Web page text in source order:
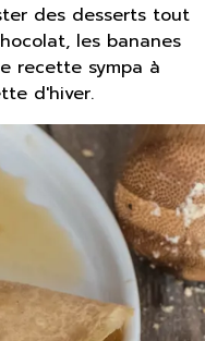
des desserts tout
les bananes
recette sympa à
d'hiver.